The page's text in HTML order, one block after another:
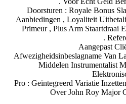
Doorsturen : Royale Bonus
Aanbiedingen , Loyaliteit
Primeur , Plus Arm Staartdraai
Aangepast
Afwezigheidsinbeslagname Van
Middelen Instrumentalist
Pro : Geïntegreerd Variatie
Over John Roy Major